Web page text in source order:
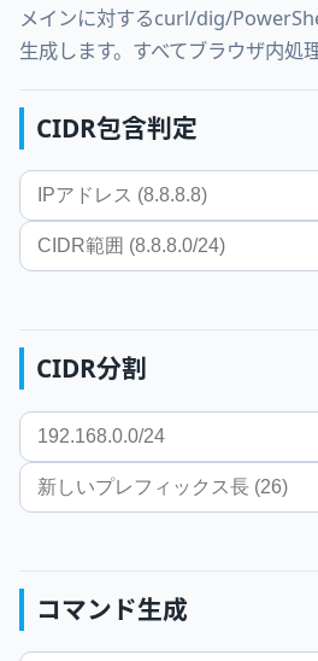
メインに対するcurl/dig/
生成します。すべてブラウザ内処理
CIDR包含判定
CIDR分割
コマンド生成